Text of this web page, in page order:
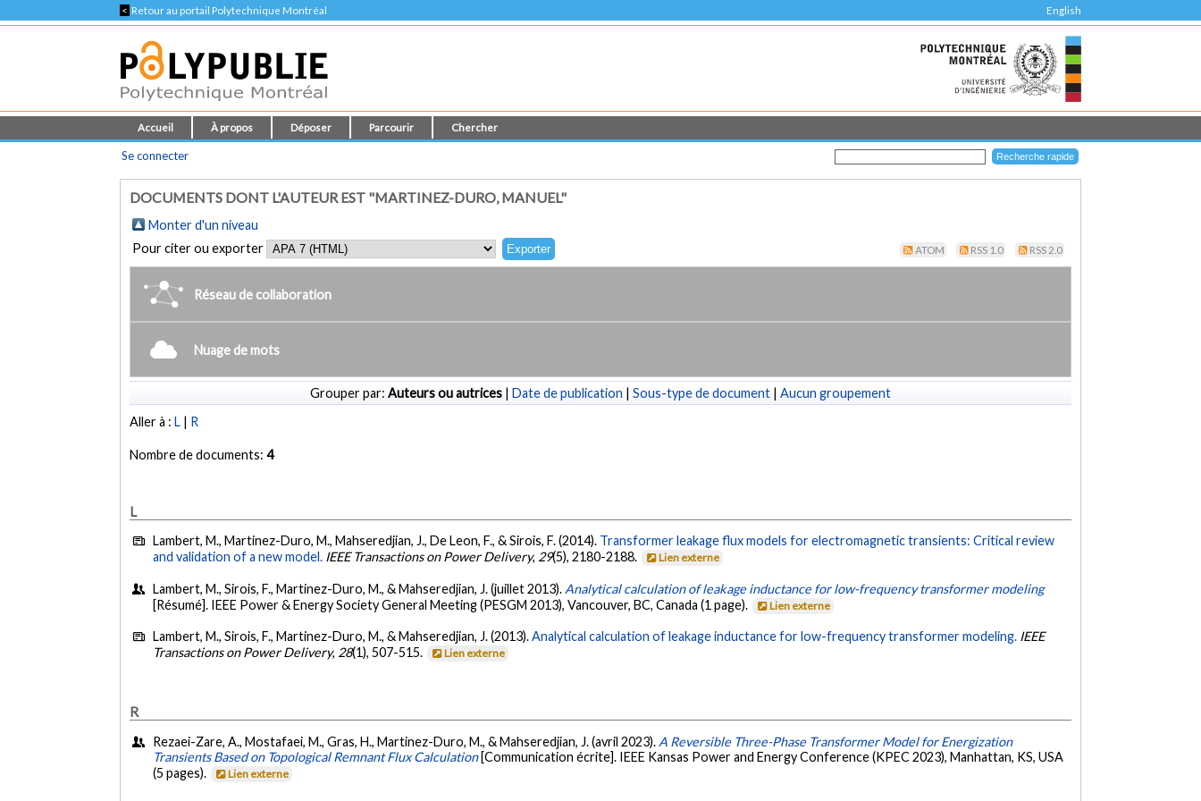
< Retour au portail Polytechnique Montréal English
Accueil À propos Déposer Parcourir Chercher
Se connecter
DOCUMENTS DONT L'AUTEUR EST "MARTINEZ-DURO, MANUEL"
Monter d'un niveau
Pour citer ou exporter
ATOM RSS 1.0 RSS 2.0
Réseau de collaboration
Nuage de mots
Grouper par: Auteurs ou autrices | Date de publication | Sous-type de document | Aucun groupement
Aller à :L | R
Nombre de documents:4
L
Lambert, M., Martinez-Duro, M., Mahseredjian, J., De Leon, F., & Sirois, F. (2014). Transformer leakage flux models for electromagnetic transients: Critical review
and validation of a new model. IEEE Transactions on Power Delivery, 29(5), 2180-2188. Lien externe
Lambert, M., Sirois, F., Martinez-Duro, M., & Mahseredjian, J. (juillet 2013). Analytical calculation of leakage inductance for low-frequency transformer modeling
[Résumé]. IEEE Power & Energy Society General Meeting (PESGM 2013), Vancouver, BC, Canada (1 page).
Lien externe
Lambert, M., Sirois, F., Martinez-Duro, M., & Mahseredjian, J. (2013).Analytical calculation of leakage inductance for low-frequency transformer modeling. IEEE
Transactions on Power Delivery, 28(1), 507-515. Lien externe
R
Rezaei-Zare, A., Mostafaei, M., Gras, H., Martinez-Duro, M., & Mahseredjian, J. (avril 2023). A Reversible Three-Phase Transformer Model for Energization
Transients Based on Topological Remnant Flux Calculation [Communication écrite]. IEEE Kansas Power and Energy Conference (KPEC 2023), Manhattan, KS, USA
(5 pages).
Lien externe